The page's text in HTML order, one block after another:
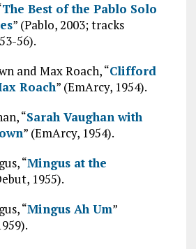
The Best of the Pablo Solo
” (Pablo, 2003; tracks
56).
and Max Roach, “Clifford
Roach” (EmArcy, 1954).
“Sarah Vaughan with
” (EmArcy, 1954).
“Mingus at the
1955).
“Mingus Ah Um”